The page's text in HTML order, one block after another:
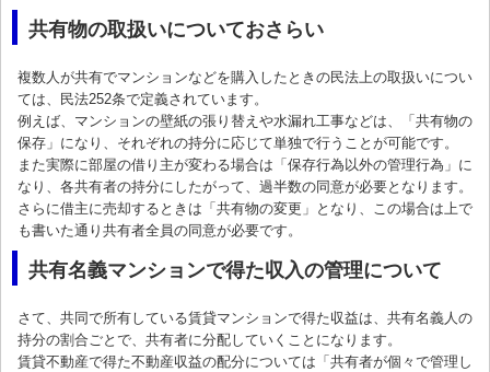
共有物の取扱いについておさらい
複数人が共有でマンションなどを購入したときの民法上の取扱いについ
ては、民法252条で定義されています。
例えば、マンションの壁紙の張り替えや水漏れ工事などは、「共有物の
保存」になり、それぞれの持分に応じて単独で行うことが可能です。
また実際に部屋の借り主が変わる場合は「保存行為以外の管理行為」に
なり、各共有者の持分にしたがって、過半数の同意が必要となります。
さらに借主に売却するときは「共有物の変更」となり、この場合は上で
も書いた通り共有者全員の同意が必要です。
共有名義マンションで得た収入の管理について
さて、共同で所有している賃貸マンションで得た収益は、共有名義人の
持分の割合ごとで、共有者に分配していくことになります。
賃貸不動産で得た不動産収益の配分については「共有者が個々で管理し